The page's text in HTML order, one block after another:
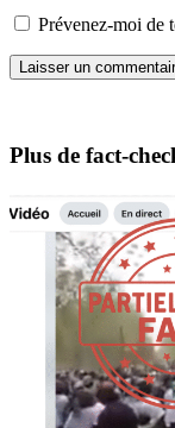
Prévenez-moi de
Plus de fact-